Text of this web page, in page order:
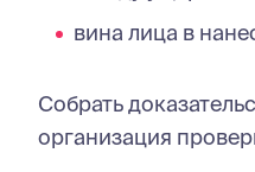
вина лица в
Собрать
организация